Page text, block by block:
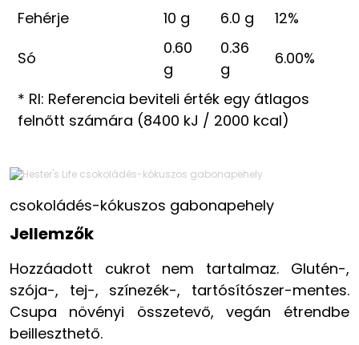
* RI: Referencia beviteli érték egy átlagos
felnőtt számára (8400 kJ / 2000 kcal)
Fehérje
10 g 6.0 g
12%
Só
0.60
g
0.36
g
6.00%
csokoládés-kókuszos gabonapehely
Jellemzők
Hozzáadott cukrot nem tartalmaz. Glutén-,
szója-, tej-, színezék-, tartósítószer-mentes.
Csupa növényi összetevő, vegán étrendbe
beilleszthető.